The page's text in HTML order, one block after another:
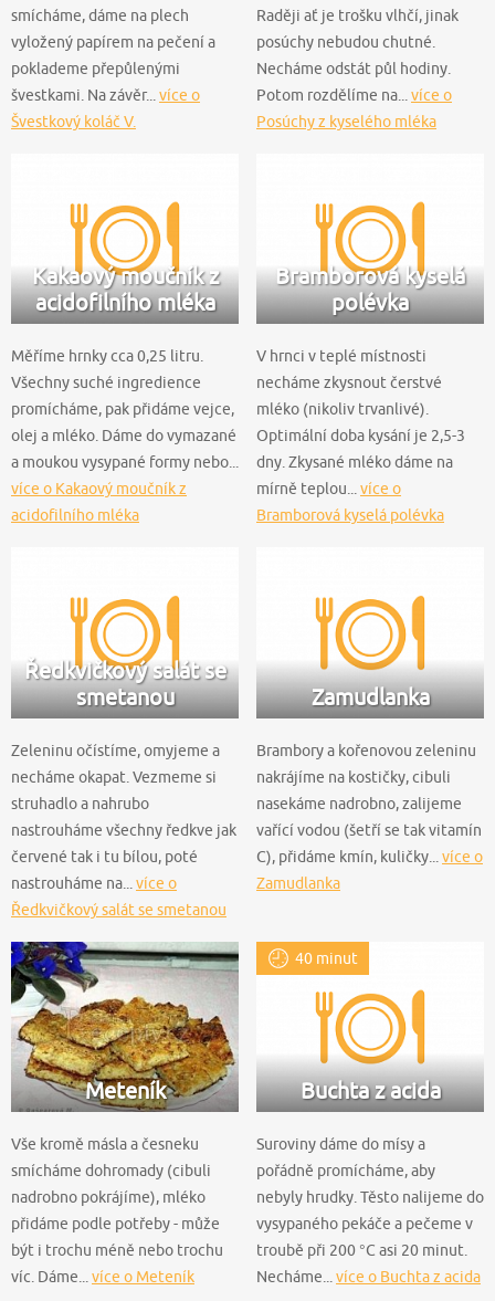
smícháme, dáme na plech
vyložený papírem na pečení a
poklademe přepůlenými
švestkami. Na závěr... více o
Švestkový koláč V.
Raději ať je trošku vlhčí, jinak
posúchy nebudou chutné.
Necháme odstát půl hodiny.
Potom rozdělíme na... více o
Posúchy z kyselého mléka
Kakaový moučník z
acidofilního mléka
Měříme hrnky cca 0,25 litru.
Všechny suché ingredience
promícháme, pak přidáme vejce,
olej a mléko. Dáme do vymazané
a moukou vysypané formy nebo...
více o Kakaový moučník z
acidofilního mléka
Bramborová kyselá
polévka
V hrnci v teplé místnosti
necháme zkysnout čerstvé
mléko (nikoliv trvanlivé).
Optimální doba kysání je 2,5-3
dny. Zkysané mléko dáme na
mírně teplou...více o
Bramborová kyselá polévka
Ředkvičkový salát se
smetanou
Zeleninu očístíme, omyjeme a
necháme okapat. Vezmeme si
struhadlo a nahrubo
nastrouháme všechny ředkve jak
červené tak i tu bílou, poté
nastrouháme na... více o
Ředkvičkový salát se smetanou
Zamudlanka
Brambory a kořenovou zeleninu
nakrájíme na kostičky, cibuli
nasekáme nadrobno, zalijeme
vařící vodou (šetří se tak vitamín
C), přidáme kmín, kuličky... více o
Zamudlanka
Meteník
Vše kromě másla a česneku
smícháme dohromady (cibuli
nadrobno pokrájíme), mléko
přidáme podle potřeby - může
být i trochu méně nebo trochu
víc. Dáme... více o Meteník
40 minut
Buchta z acida
Suroviny dáme do mísy a
pořádně promícháme, aby
nebyly hrudky. Těsto nalijeme do
vysypaného pekáče a pečeme v
troubě při 200 °C asi 20 minut.
Necháme... více o Buchta z acida